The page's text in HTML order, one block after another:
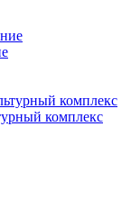
комплекс